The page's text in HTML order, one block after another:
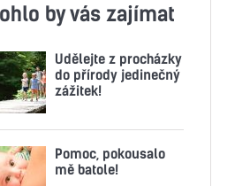
by vás zajímat
Udělejte z procházky
do přírody jedinečný
zážitek!
Pomoc, pokousalo
mě batole!